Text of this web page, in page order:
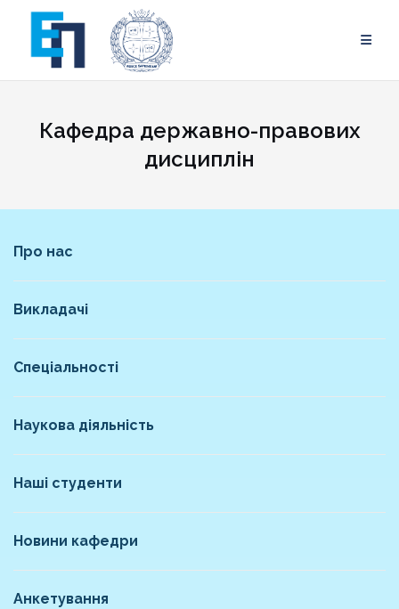
content
Кафедра державно-правових
дисциплін
Про нас
Викладачі
Спеціальності
Наукова діяльність
Наші студенти
Новини кафедри
Анкетування